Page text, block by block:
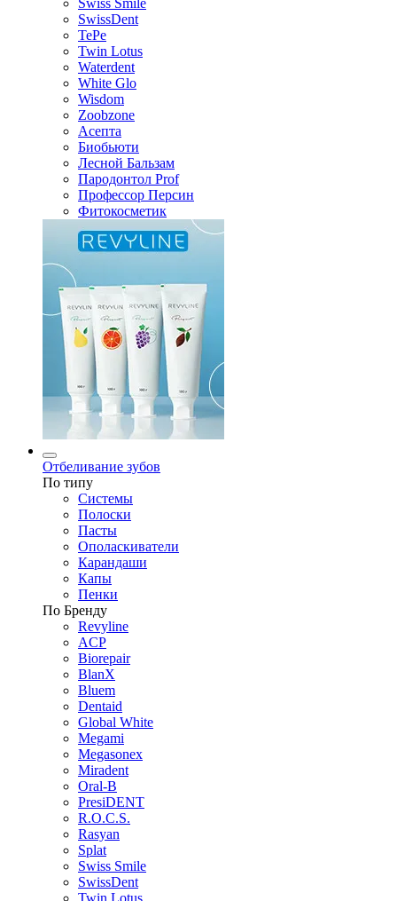
Swiss Smile
SwissDent
TePe
Twin Lotus
Waterdent
White Glo
Wisdom
Zoobzone
Асепта
Биобьюти
Лесной Бальзам
Пародонтол Prof
Профессор Персин
Фитокосметик
Отбеливание зубов
По типу
Системы
Полоски
Пасты
Ополаскиватели
Карандаши
Капы
Пенки
По Бренду
Revyline
ACP
Biorepair
BlanX
Bluem
Dentaid
Global White
Megami
Megasonex
Miradent
Oral-B
PresiDENT
R.O.C.S.
Rasyan
Splat
Swiss Smile
SwissDent